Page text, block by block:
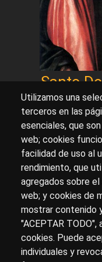
Santo
Sobre
Para ponerte en
el formulario de
Accesibilidad
Utilizamos una
terceros en las
esenciales, que
web; cookies
facilidad de uso al
rendimiento, que
agregados sobre
web; y cookies de
mostrar contenido
"ACEPTAR
cookies. Puede
individuales y
© Copyright 2017.
licenciantes son los